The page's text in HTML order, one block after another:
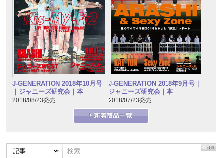
J-GENERATION 2018年10月号
｜ジャニーズ研究会｜本
2018/08/23発売
J-GENERATION 2018年9月号｜
ジャニーズ研究会｜本
2018/07/23発売